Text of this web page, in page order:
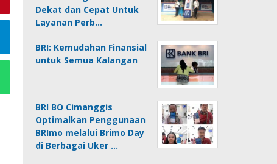
Dekat dan Cepat Untuk
Layanan Perb…
BRI: Kemudahan Finansial
untuk Semua Kalangan
BRI BO Cimanggis
Optimalkan Penggunaan
BRImo melalui Brimo Day
di Berbagai Uker …